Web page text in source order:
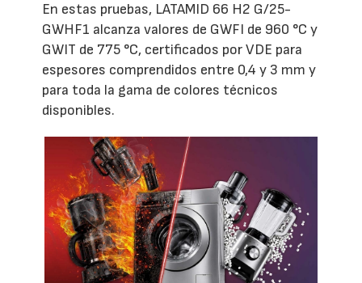
En estas pruebas, LATAMID 66 H2 G/25-
GWHF1 alcanza valores de GWFI de 960 °C y
GWIT de 775 °C, certificados por VDE para
espesores comprendidos entre 0,4 y 3 mm y
para toda la gama de colores técnicos
disponibles.